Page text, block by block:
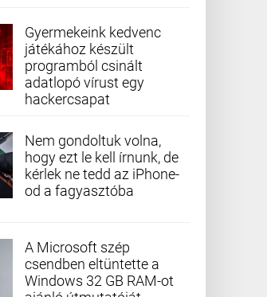
Gyermekeink kedvenc
játékához készült
programból csinált
adatlopó vírust egy
hackercsapat
Nem gondoltuk volna,
hogy ezt le kell írnunk, de
kérlek ne tedd az iPhone-
od a fagyasztóba
A Microsoft szép
csendben eltüntette a
Windows 32 GB RAM-ot